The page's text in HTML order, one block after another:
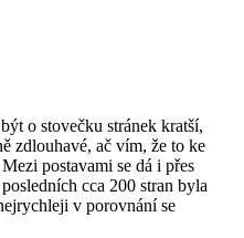
o stovečku stránek kratší,
zdlouhavé, ač vím, že to ke
postavami se dá i přes
cca 200 stran byla
v porovnání se